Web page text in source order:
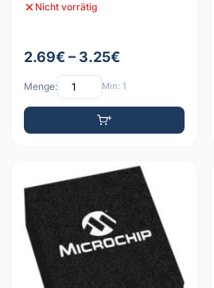
Nicht vorrätig
2.69€ – 3.25€
Menge: Min: 1